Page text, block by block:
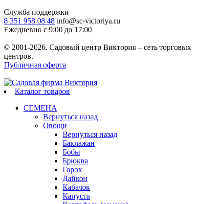
Служба поддержки
8 351 958 08 48 info@sc-victoriya.ru
Ежедневно с 9:00 до 17:00
© 2001-2026. Садовый центр Виктория – сеть торговых
центров.
Публичная оферта
Каталог товаров
СЕМЕНА
Вернуться назад
Овощи
Вернуться назад
Баклажан
Бобы
Брюква
Горох
Дайкон
Кабачок
Капуста